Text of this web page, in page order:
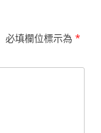
必填欄位標示為 *